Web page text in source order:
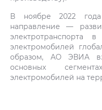
В ноябре 2022
направление —
электротранспорта
электромобилей
образом, АО ЭВИА
основных
электромобилей на